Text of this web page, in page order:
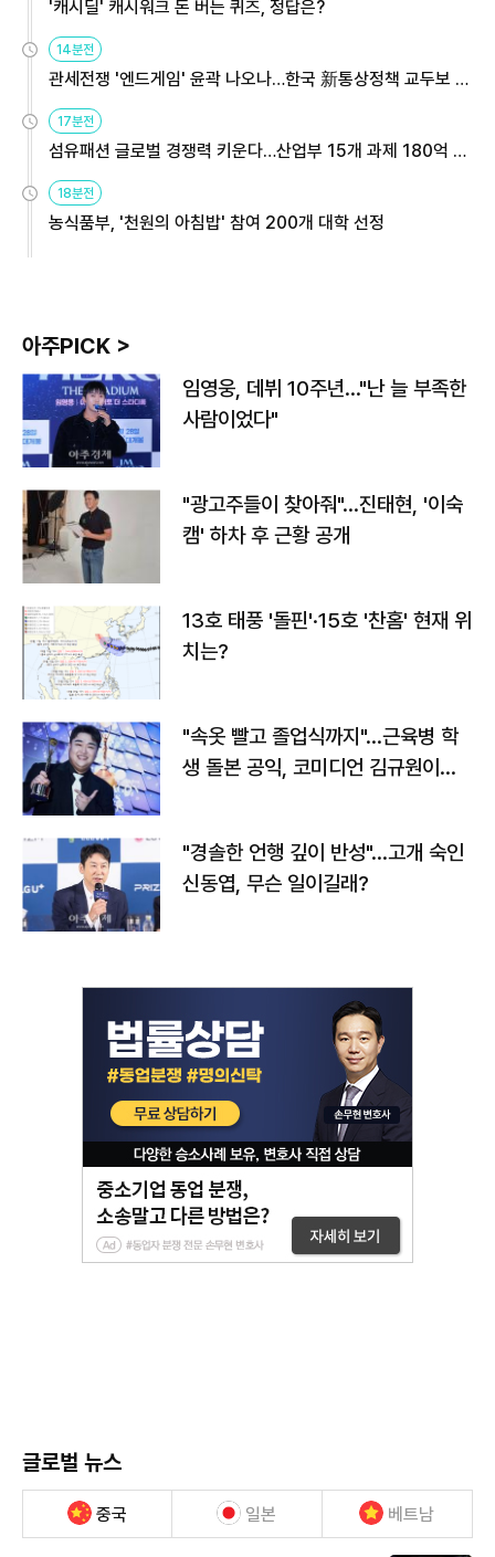
'캐시딜' 캐시워크 돈 버는 퀴즈, 정답은?
14분전
관세전쟁 '엔드게임' 윤곽 나오나…한국 新통상정책 교두보 활
용해야
17분전
섬유패션 글로벌 경쟁력 키운다…산업부 15개 과제 180억 지
원
18분전
농식품부, '천원의 아침밥' 참여 200개 대학 선정
아주PICK >
임영웅, 데뷔 10주년…"난 늘 부족한
사람이었다"
"광고주들이 찾아줘"…진태현, '이숙
캠' 하차 후 근황 공개
13호 태풍 '돌핀'·15호 '찬홈' 현재 위
치는?
"속옷 빨고 졸업식까지"…근육병 학
생 돌본 공익, 코미디언 김규원이었
"경솔한 언행 깊이 반성"…고개 숙인
신동엽, 무슨 일이길래?
글로벌 뉴스
중국 일본 베트남